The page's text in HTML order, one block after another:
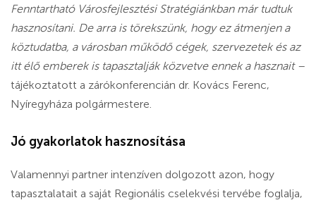
Fenntartható Városfejlesztési Stratégiánkban már tudtuk
hasznosítani. De arra is törekszünk, hogy ez átmenjen a
köztudatba, a városban működő cégek, szervezetek és az
itt élő emberek is tapasztalják közvetve ennek a hasznait –
tájékoztatott a zárókonferencián dr. Kovács Ferenc,
Nyíregyháza polgármestere.
Jó gyakorlatok hasznosítása
Valamennyi partner intenzíven dolgozott azon, hogy
tapasztalatait a saját Regionális cselekvési tervébe foglalja,